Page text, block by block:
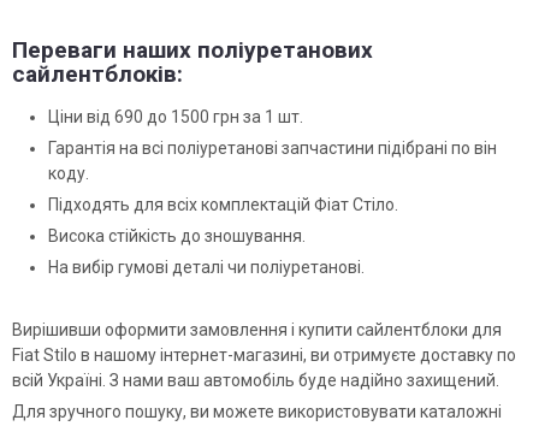
Переваги наших поліуретанових
сайлентблоків:
Ціни від 690 до 1500 грн за 1 шт.
Гарантія на всі поліуретанові запчастини підібрані по він
коду.
Підходять для всіх комплектацій Фіат Стіло.
Висока стійкість до зношування.
На вибір гумові деталі чи поліуретанові.
Вирішивши оформити замовлення і купити сайлентблоки для
Fiat Stilo в нашому інтернет-магазині, ви отримуєте доставку по
всій Україні. З нами ваш автомобіль буде надійно захищений.
Для зручного пошуку, ви можете використовувати каталожні